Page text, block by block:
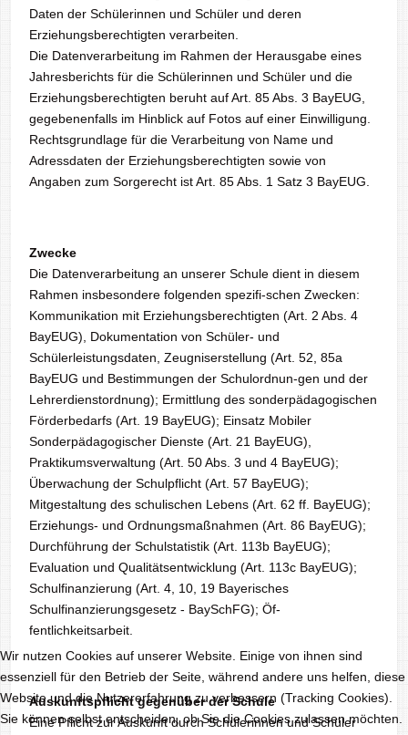
Daten der Schülerinnen und Schüler und deren
Erziehungsberechtigten verarbeiten.
Die Datenverarbeitung im Rahmen der Herausgabe eines
Jahresberichts für die Schülerinnen und Schüler und die
Erziehungsberechtigten beruht auf Art. 85 Abs. 3 BayEUG,
gegebenenfalls im Hinblick auf Fotos auf einer Einwilligung.
Rechtsgrundlage für die Verarbeitung von Name und
Adressdaten der Erziehungsberechtigten sowie von
Angaben zum Sorgerecht ist Art. 85 Abs. 1 Satz 3 BayEUG.
Zwecke
Die Datenverarbeitung an unserer Schule dient in diesem
Rahmen insbesondere folgenden spezifi-schen Zwecken:
Kommunikation mit Erziehungsberechtigten (Art. 2 Abs. 4
BayEUG), Dokumentation von Schüler- und
Schülerleistungsdaten, Zeugniserstellung (Art. 52, 85a
BayEUG und Bestimmungen der Schulordnun-gen und der
Lehrerdienstordnung); Ermittlung des sonderpädagogischen
Förderbedarfs (Art. 19 BayEUG); Einsatz Mobiler
Sonderpädagogischer Dienste (Art. 21 BayEUG),
Praktikumsverwaltung (Art. 50 Abs. 3 und 4 BayEUG);
Überwachung der Schulpflicht (Art. 57 BayEUG);
Mitgestaltung des schulischen Lebens (Art. 62 ff. BayEUG);
Erziehungs- und Ordnungsmaßnahmen (Art. 86 BayEUG);
Durchführung der Schulstatistik (Art. 113b BayEUG);
Evaluation und Qualitätsentwicklung (Art. 113c BayEUG);
Schulfinanzierung (Art. 4, 10, 19 Bayerisches
Schulfinanzierungsgesetz - BaySchFG); Öf-
fentlichkeitsarbeit.
Auskunftspflicht gegenüber der Schule
Eine Pflicht zur Auskunft durch Schülerinnen und Schüler
Wir nutzen Cookies auf unserer Website. Einige von ihnen sind
essenziell für den Betrieb der Seite, während andere uns helfen, diese
Website und die Nutzererfahrung zu verbessern (Tracking Cookies).
Sie können selbst entscheiden, ob Sie die Cookies zulassen möchten.